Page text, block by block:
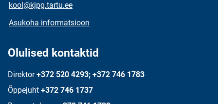
kool@kjpg.tartu.ee
Asukoha informatsioon
Olulised kontaktid
Direktor +372 520 4293; +372 746 1783
Õppejuht +372 746 1737